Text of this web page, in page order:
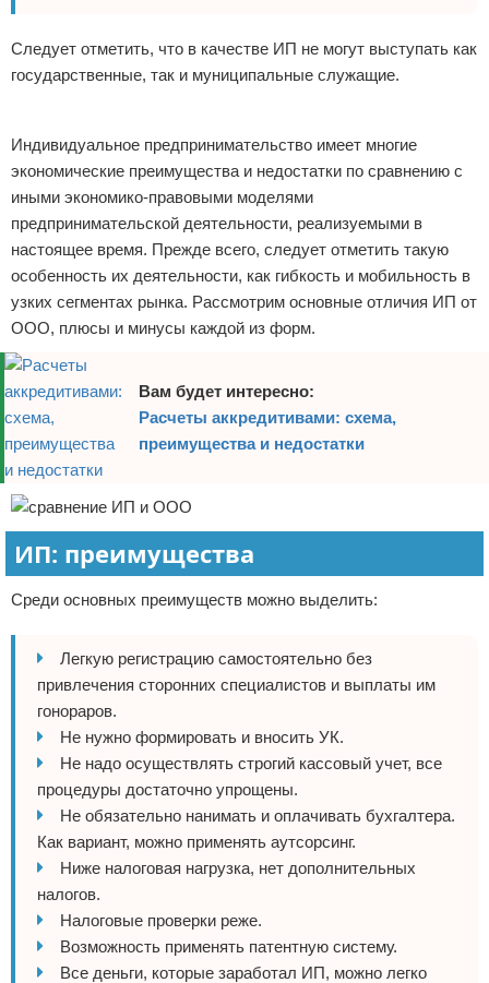
Следует отметить, что в качестве ИП не могут выступать как
государственные, так и муниципальные служащие.
Индивидуальное предпринимательство имеет многие
экономические преимущества и недостатки по сравнению с
иными экономико-правовыми моделями
предпринимательской деятельности, реализуемыми в
настоящее время. Прежде всего, следует отметить такую
особенность их деятельности, как гибкость и мобильность в
узких сегментах рынка. Рассмотрим основные отличия ИП от
ООО, плюсы и минусы каждой из форм.
Вам будет интересно:
Расчеты аккредитивами: схема,
преимущества и недостатки
ИП: преимущества
Среди основных преимуществ можно выделить:
Легкую регистрацию самостоятельно без
привлечения сторонних специалистов и выплаты им
гонораров.
Не нужно формировать и вносить УК.
Не надо осуществлять строгий кассовый учет, все
процедуры достаточно упрощены.
Не обязательно нанимать и оплачивать бухгалтера.
Как вариант, можно применять аутсорсинг.
Ниже налоговая нагрузка, нет дополнительных
налогов.
Налоговые проверки реже.
Возможность применять патентную систему.
Все деньги, которые заработал ИП, можно легко